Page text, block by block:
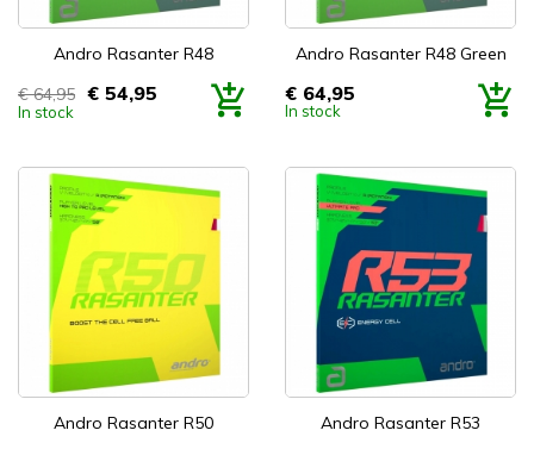
Andro Rasanter R48
Prijs
€ 64,95 € 54,95
In stock
Andro Rasanter R48 Green
Prijs
€ 64,95
In stock
Andro Rasanter R50 Andro Rasanter R53